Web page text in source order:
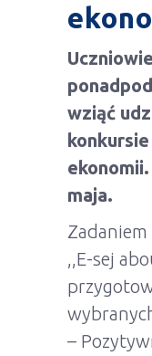
wziąć
maja.
,,E-sej
–